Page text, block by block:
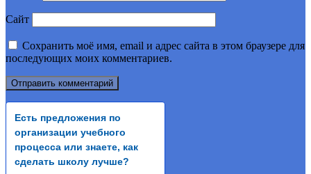
Сайт
Сохранить моё имя, email и адрес сайта в этом браузере для
последующих моих комментариев.
Есть предложения по
организации учебного
процесса или знаете, как
сделать школу лучше?